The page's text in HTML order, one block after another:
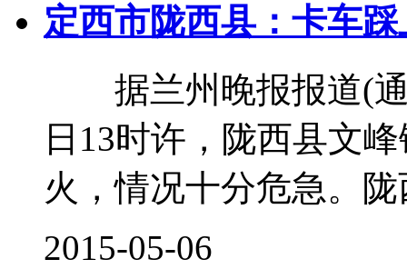
定西市陇西县：卡车
据兰州晚报报道(通
日13时许，陇西县文
火，情况十分危急。
2015-05-06